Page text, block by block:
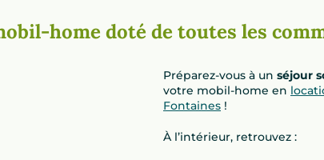
home doté de toutes les
Préparez-vous à un séjour
votre mobil-home en
Fontaines !
À l’intérieur, retrouvez :